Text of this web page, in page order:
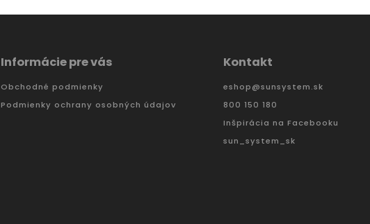
Informácie pre vás
Obchodné podmienky
Podmienky ochrany osobných údajov
Kontakt
eshop@sunsystem.sk
800 150 180
Inšpirácia na Facebooku
sun_system_sk